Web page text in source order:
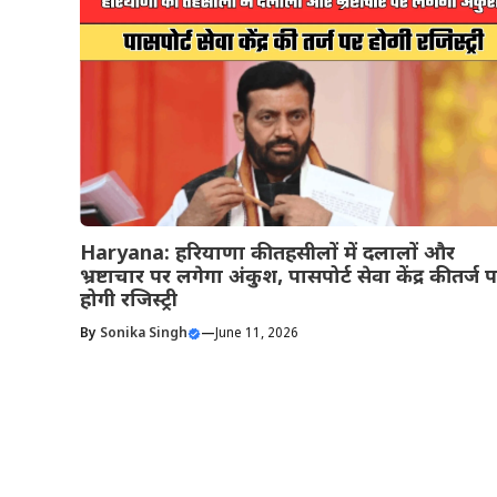
Haryana: हरियाणा की तहसीलों में दलालों और
भ्रष्टाचार पर लगेगा अंकुश, पासपोर्ट सेवा केंद्र की तर्ज
होगी रजिस्ट्री
By Sonika Singh —June 11, 2026